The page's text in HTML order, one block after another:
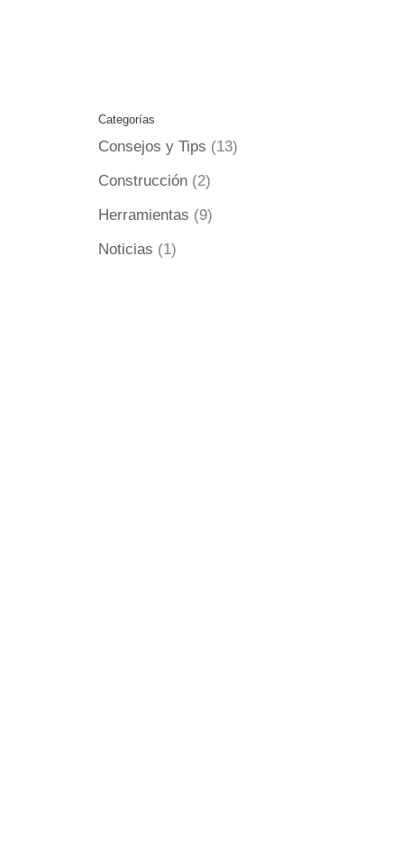
Categorías
Consejos y Tips (13)
Construcción (2)
Herramientas (9)
Noticias (1)